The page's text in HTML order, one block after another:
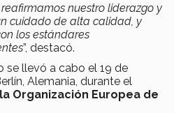
nuestro liderazgo y
cuidado de alta calidad, y
los estándares
”, destacó.
se llevó a cabo el 19 de
Alemania, durante el
Organización Europea de